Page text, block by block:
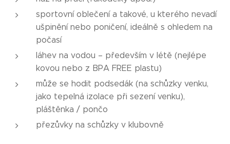
sportovní oblečení a takové, u kterého nevadí
ušpinění nebo poničení, ideálně s ohledem na
počasí
láhev na vodou – především v létě (nejlépe
kovou nebo z BPA FREE plastu)
může se hodit podsedák (na schůzky venku,
jako tepelná izolace při sezení venku),
pláštěnka / pončo
přezůvky na schůzky v klubovně